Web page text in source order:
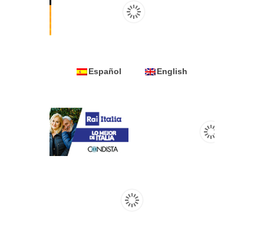
Español English